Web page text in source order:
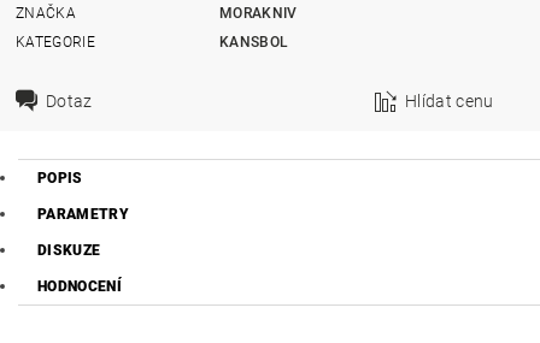
ZNAČKA
MORAKNIV
KATEGORIE
KANSBOL
Dotaz Hlídat cenu
POPIS
PARAMETRY
DISKUZE
HODNOCENÍ